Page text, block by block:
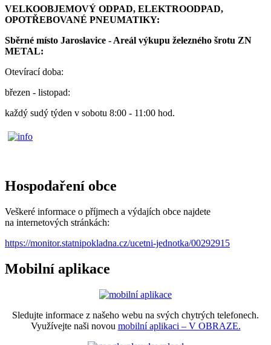
VELKOOBJEMOVÝ ODPAD, ELEKTROODPAD,
OPOTŘEBOVANÉ PNEUMATIKY:
Sběrné místo Jaroslavice - Areál výkupu železného šrotu ZN
METAL:
Otevírací doba:
březen - listopad:
každý sudý týden v sobotu 8:00 - 11:00 hod.
Hospodaření obce
Veškeré informace o příjmech a výdajích obce najdete
na internetových stránkách:
https://monitor.statnipokladna.cz/ucetni-jednotka/00292915
Mobilní aplikace
Sledujte informace z našeho webu na svých chytrých telefonech.
Využívejte naši novou mobilní aplikaci – V OBRAZE.